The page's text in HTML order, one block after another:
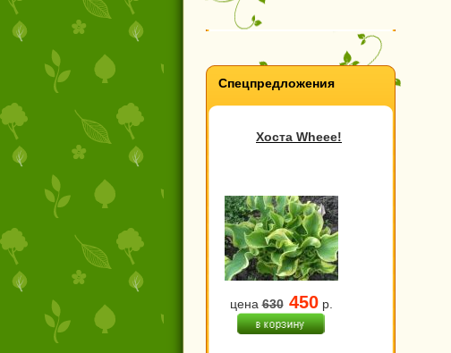
Спецпредложения
Хоста Wheee!
цена630450р.